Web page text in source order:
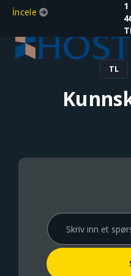
İncele
TL